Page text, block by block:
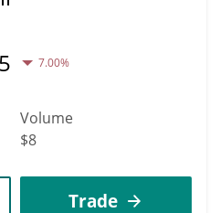
7.00%
Volume
$8
Trade